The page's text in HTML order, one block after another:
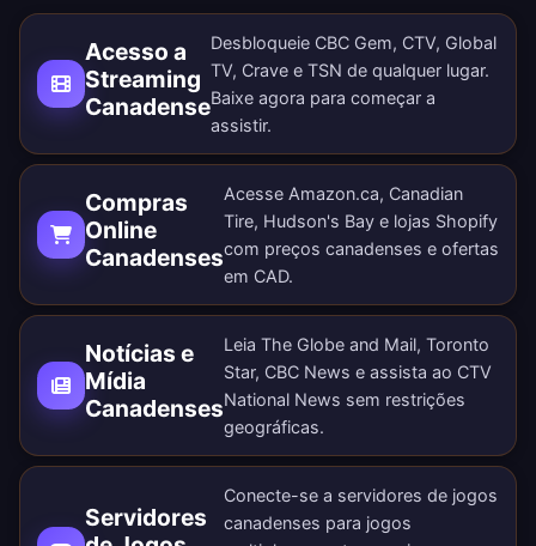
Acesso a
Streaming
Canadense
Desbloqueie CBC Gem, CTV, Global
TV, Crave e TSN de qualquer lugar.
Baixe agora para começar a
assistir.
Compras
Online
Canadenses
Acesse Amazon.ca, Canadian
Tire, Hudson's Bay e lojas Shopify
com preços canadenses e ofertas
em CAD.
Notícias e
Mídia
Canadenses
Leia The Globe and Mail, Toronto
Star, CBC News e assista ao CTV
National News sem restrições
geográficas.
Servidores
Conecte-se a servidores de jogos
canadenses para jogos